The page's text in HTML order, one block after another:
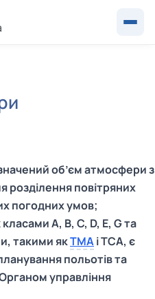
об’єм атмосфери з
повітряних
погодних умов;
A, B, C, D, E, G та
такими якTMAі TCA, є
польотів та
управління